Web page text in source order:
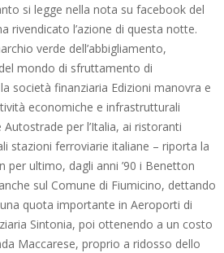
si legge nella nota su facebook del
rivendicato l’azione di questa notte.
verde dell’abbigliamento,
mondo di sfruttamento di
società finanziaria Edizioni manovra e
economiche e infrastrutturali
Autostrade per l’Italia, ai ristoranti
stazioni ferroviarie italiane – riporta la
per ultimo, dagli anni ’90 i Benetton
sul Comune di Fiumicino, dettando
quota importante in Aeroporti di
Sintonia, poi ottenendo a un costo
Maccarese, proprio a ridosso dello